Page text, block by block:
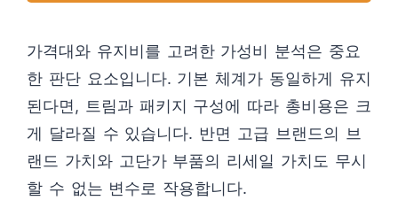
가격대와 유지비를 고려한 가성비 분석은 중요
한 판단 요소입니다. 기본 체계가 동일하게 유지
된다면, 트림과 패키지 구성에 따라 총비용은 크
게 달라질 수 있습니다. 반면 고급 브랜드의 브
랜드 가치와 고단가 부품의 리세일 가치도 무시
할 수 없는 변수로 작용합니다.